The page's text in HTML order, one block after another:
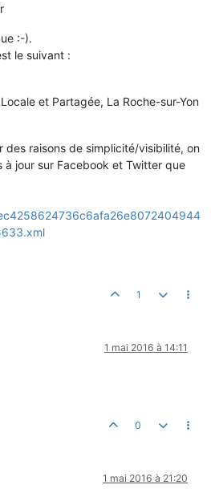
:-).
le suivant :
et Partagée, La Roche-sur-Yon
des raisons de simplicité/visibilité, on
à jour sur Facebook et Twitter que
1
1 mai 2016 à 14:11
0
1 mai 2016 à 21:20